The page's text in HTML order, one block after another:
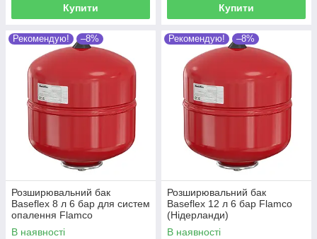
Купити Купити
Рекомендую! –8%
Розширювальний бак
Baseflex 8 л 6 бар для систем
опалення Flamco
(Нідерланди)
В наявності
Рекомендую! –8%
Розширювальний бак
Baseflex 12 л 6 бар Flamco
(Нідерланди)
В наявності